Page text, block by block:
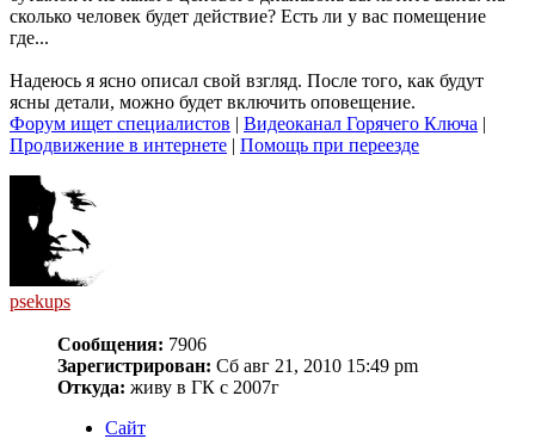
сколько человек будет действие? Есть ли у вас помещение
где...
Надеюсь я ясно описал свой взгляд. После того, как будут
ясны детали, можно будет включить оповещение.
Форум ищет специалистов | Видеоканал Горячего Ключа |
Продвижение в интернете | Помощь при переезде
psekups
Сообщения: 7906
Зарегистрирован: Сб авг 21, 2010 15:49 pm
Откуда: живу в ГК с 2007г
Сайт